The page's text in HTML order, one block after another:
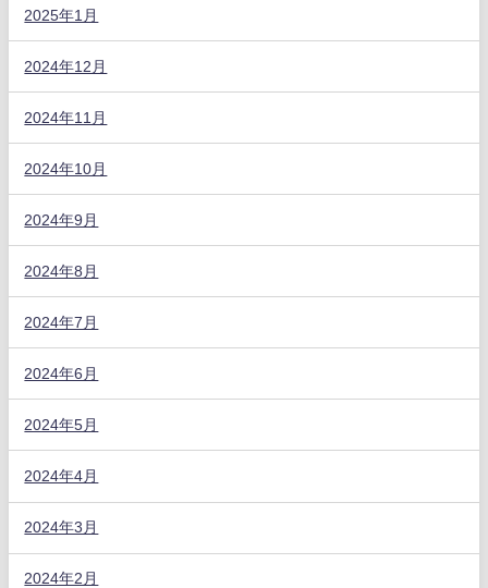
2025年1月
2024年12月
2024年11月
2024年10月
2024年9月
2024年8月
2024年7月
2024年6月
2024年5月
2024年4月
2024年3月
2024年2月